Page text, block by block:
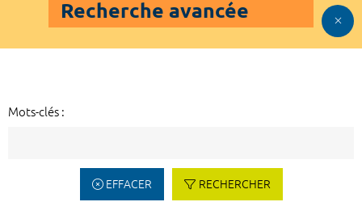
Recherche avancée
Mots-clés :
EFFACER RECHERCHER